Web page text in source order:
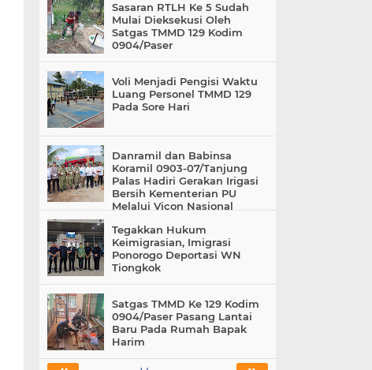
Sasaran RTLH Ke 5 Sudah
Mulai Dieksekusi Oleh
Satgas TMMD 129 Kodim
0904/Paser
Voli Menjadi Pengisi Waktu
Luang Personel TMMD 129
Pada Sore Hari
Danramil dan Babinsa
Koramil 0903-07/Tanjung
Palas Hadiri Gerakan Irigasi
Bersih Kementerian PU
Melalui Vicon Nasional
Tegakkan Hukum
Keimigrasian, Imigrasi
Ponorogo Deportasi WN
Tiongkok
Satgas TMMD Ke 129 Kodim
0904/Paser Pasang Lantai
Baru Pada Rumah Bapak
Harim